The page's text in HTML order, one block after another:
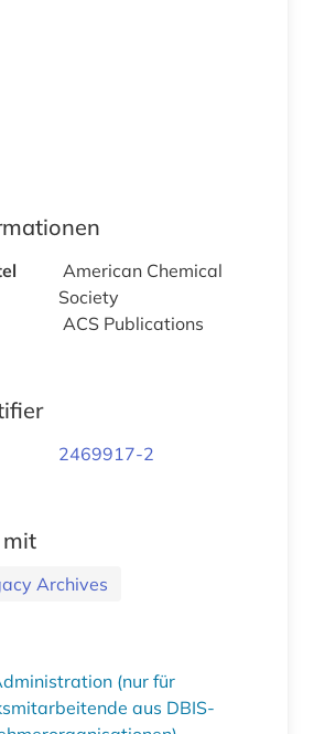
American Chemical
Society
ACS Publications
2469917-2
Archives
(nur für
aus DBIS-